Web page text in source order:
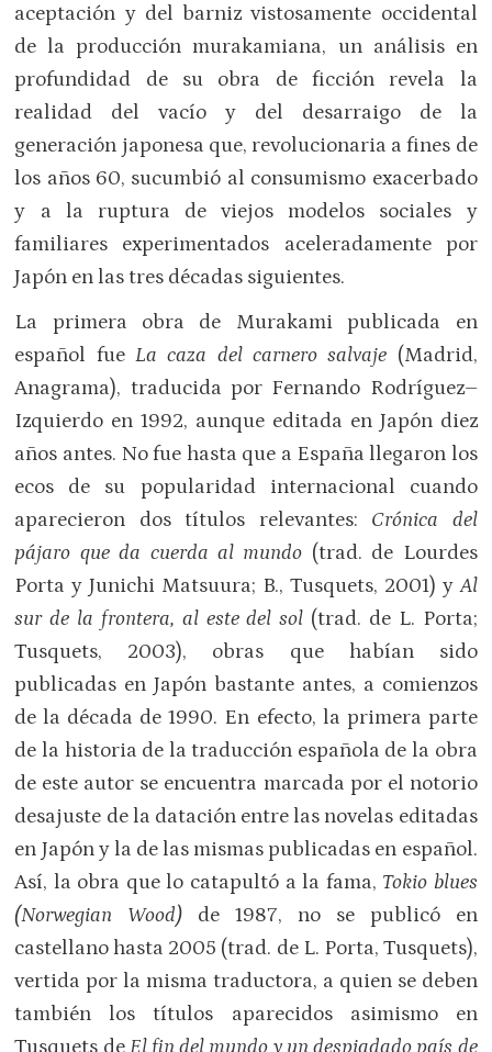
aceptación y del barniz vistosamente occidental
de la producción murakamiana, un análisis en
profundidad de su obra de ficción revela la
realidad del vacío y del desarraigo de la
generación japonesa que, revolucionaria a fines de
los años 60, sucumbió al consumismo exacerbado
y a la ruptura de viejos modelos sociales y
familiares experimentados aceleradamente por
Japón en las tres décadas siguientes.
La primera obra de Murakami publicada en
español fueLa caza del carnero salvaje (Madrid,
Anagrama), traducida por Fernando Rodríguez–
Izquierdo en 1992, aunque editada en Japón diez
años antes. No fue hasta que a España llegaron los
ecos de su popularidad internacional cuando
aparecieron dos títulos relevantes: Crónica del
pájaro que da cuerda al mundo (trad. de Lourdes
Porta y Junichi Matsuura; B., Tusquets, 2001) yAl
sur de la frontera, al este del sol (trad. de L. Porta;
Tusquets, 2003), obras que habían sido
publicadas en Japón bastante antes, a comienzos
de la década de 1990. En efecto, la primera parte
de la historia de la traducción española de la obra
de este autor se encuentra marcada por el notorio
desajuste de la datación entre las novelas editadas
en Japón y la de las mismas publicadas en español.
Así, la obra que lo catapultó a la fama, Tokio blues
(Norwegian Wood) de 1987, no se publicó en
castellano hasta 2005 (trad. de L. Porta, Tusquets),
vertida por la misma traductora, a quien se deben
también los títulos aparecidos asimismo en